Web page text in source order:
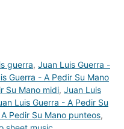
guerra, Juan Luis Guerra -
Guerra - A Pedir Su Mano
Su Mano midi, Juan Luis
Luis Guerra - A Pedir Su
Pedir Su Mano punteos,